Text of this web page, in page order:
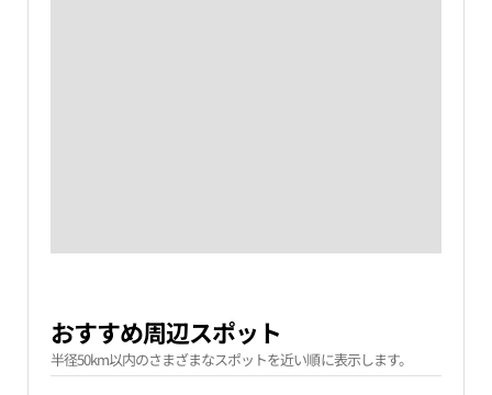
おすすめ周辺スポット
半径50km以内のさまざまなスポットを近い順に表示します。